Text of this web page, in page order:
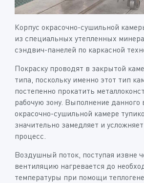
Корпус окрасочно-сушильной
из специальных утепленных
сэндвич-панелей по каркасной
Покраску проводят в закрытой
типа, поскольку именно этот тип
постепенно прокатить
рабочую зону. Выполнение данного
окрасочно-сушильной камере
значительно замедляет и
процесс.
Воздушный поток, поступая извне
вентиляцию нагревается до
температуры при помощи